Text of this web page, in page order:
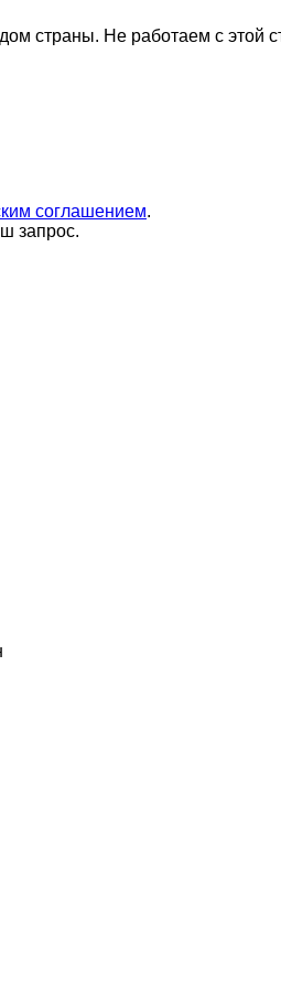
страны. Не работаем с этой
соглашением.
запрос.